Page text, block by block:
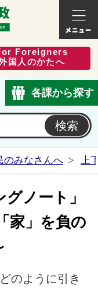
式ホームページ
くらし
Foreigners
国人のかたへ
各課から探す
のみなさんへ 上
ノート」
家」を負の
のように引き